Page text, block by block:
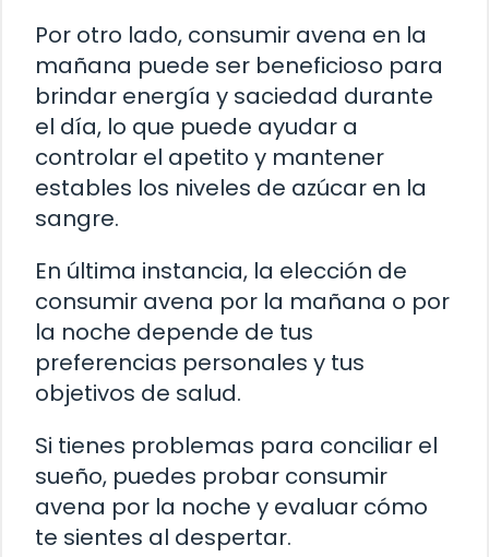
Por otro lado, consumir avena en la
mañana puede ser beneficioso para
brindar energía y saciedad durante
el día, lo que puede ayudar a
controlar el apetito y mantener
estables los niveles de azúcar en la
sangre.
En última instancia, la elección de
consumir avena por la mañana o por
la noche depende de tus
preferencias personales y tus
objetivos de salud.
Si tienes problemas para conciliar el
sueño, puedes probar consumir
avena por la noche y evaluar cómo
te sientes al despertar.